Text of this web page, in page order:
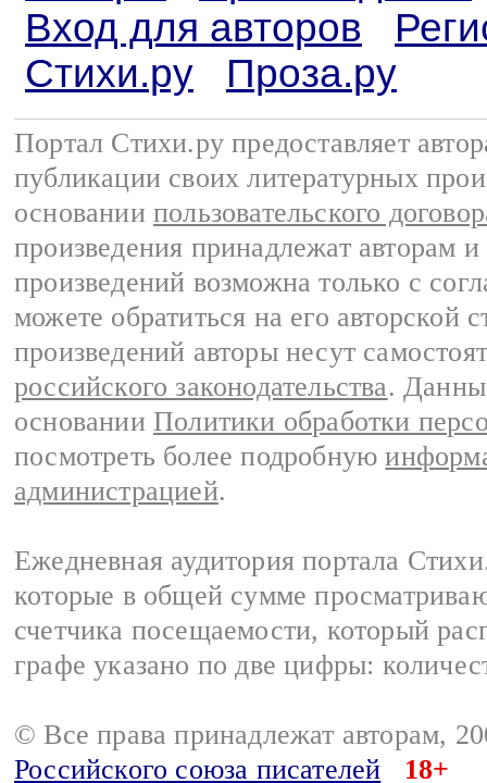
Вход для авторов
Стихи.ру
Проза.ру
Портал Стихи.ру предоставляет
публикации своих литературных
основании пользовательского
произведения принадлежат авторам
произведений возможна только с
можете обратиться на его авторской
произведений авторы несут
российского законодательства.
основании Политики обработки
посмотреть более подробную
администрацией.
Ежедневная аудитория портала
которые в общей сумме
счетчика посещаемости, который
графе указано по две цифры:
© Все права принадлежат авторам,
Российского союза писателей
18+